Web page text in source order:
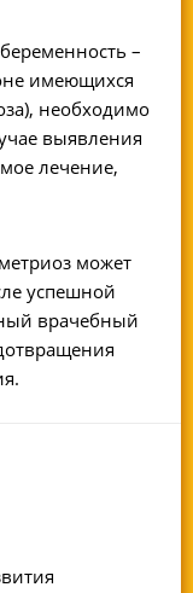
–
имеющихся
необходимо
выявления
лечение,
может
успешной
врачебный